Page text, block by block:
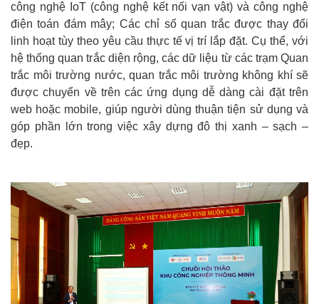
công nghệ IoT (công nghệ kết nối vạn vật) và công nghệ
điện toán đám mây; Các chỉ số quan trắc được thay đổi
linh hoạt tùy theo yêu cầu thực tế vị trí lắp đặt. Cụ thể, với
hệ thống quan trắc diện rộng, các dữ liệu từ các trạm Quan
trắc môi trường nước, quan trắc môi trường không khí sẽ
được chuyển về trên các ứng dụng dễ dàng cài đặt trên
web hoặc mobile, giúp người dùng thuận tiện sử dụng và
góp phần lớn trong việc xây dựng đô thị xanh – sạch –
đẹp.